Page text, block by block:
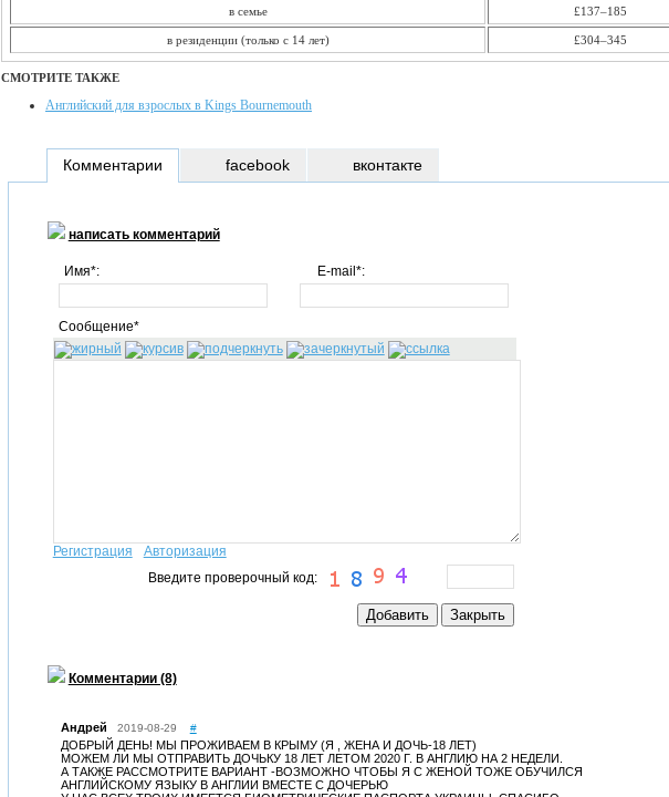
в семье £137–185
в резиденции (только с 14 лет) £304–345
СМОТРИТЕ ТАКЖЕ
Английский для взрослых в Kings Bournemouth
Комментарии
написать комментарий
Имя*: E-mail*:
Сообщение*
Регистрация
Авторизация
Введите проверочный код:
Комментарии (8)
Андрей 2019-08-29 #
ДОБРЫЙ ДЕНЬ! МЫ ПРОЖИВАЕМ В КРЫМУ (Я , ЖЕНА И ДОЧЬ-18 ЛЕТ)
МОЖЕМ ЛИ МЫ ОТПРАВИТЬ ДОЧЬКУ 18 ЛЕТ ЛЕТОМ 2020 Г. В АНГЛИЮ НА 2 НЕДЕЛИ.
А ТАКЖЕ РАССМОТРИТЕ ВАРИАНТ -ВОЗМОЖНО ЧТОБЫ Я С ЖЕНОЙ ТОЖЕ ОБУЧИЛСЯ
АНГЛИЙСКОМУ ЯЗЫКУ В АНГЛИИ ВМЕСТЕ С ДОЧЕРЬЮ
facebook вконтакте